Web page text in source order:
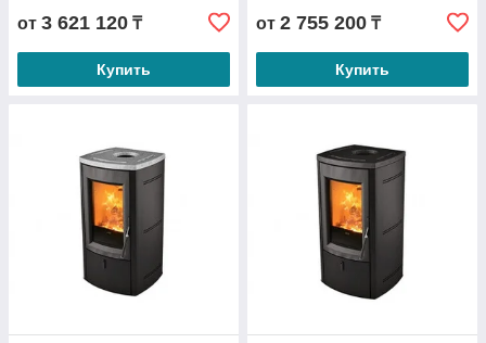
от 3 621 120 ₸
Купить
от 2 755 200 ₸
Купить